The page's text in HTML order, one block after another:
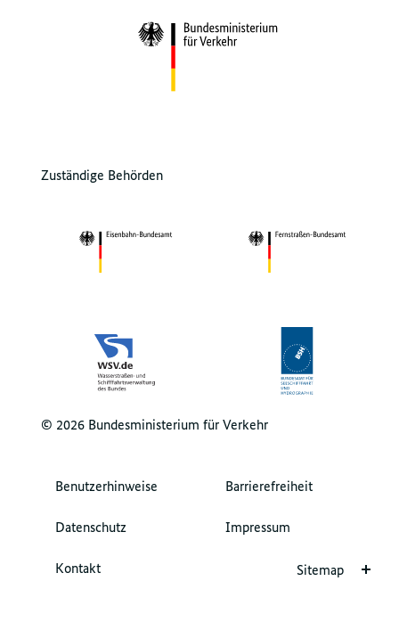
Zuständige Behörden
© 2026 Bundesministerium für Verkehr
Benutzerhinweise Barrierefreiheit
Datenschutz Impressum
Kontakt Sitemap